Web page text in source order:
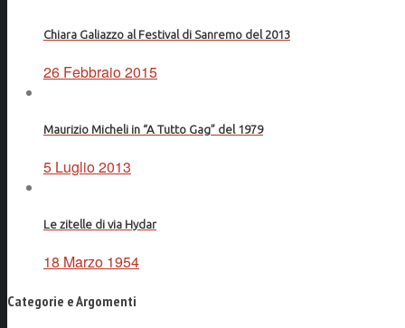
Chiara Galiazzo al Festival di Sanremo del 2013
26 Febbraio 2015
Maurizio Micheli in “A Tutto Gag” del 1979
5 Luglio 2013
Le zitelle di via Hydar
18 Marzo 1954
Categorie e Argomenti